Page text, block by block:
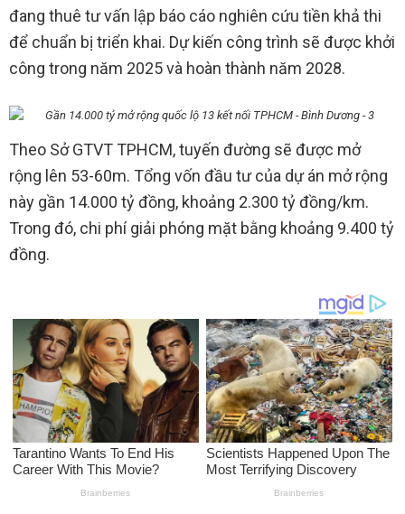
đang thuê tư vấn lập báo cáo nghiên cứu tiền khả thi
để chuẩn bị triển khai. Dự kiến công trình sẽ được khởi
công trong năm 2025 và hoàn thành năm 2028.
Theo Sở GTVT TPHCM, tuyến đường sẽ được mở
rộng lên 53-60m. Tổng vốn đầu tư của dự án mở rộng
này gần 14.000 tỷ đồng, khoảng 2.300 tỷ đồng/km.
Trong đó, chi phí giải phóng mặt bằng khoảng 9.400 tỷ
đồng.